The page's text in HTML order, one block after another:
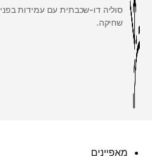
סוליה דו-שכבתית עם עמידות בפני
שחיקה.
מאפיינים